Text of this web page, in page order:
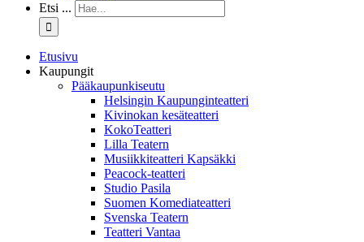
Etsi ...
Etusivu
Kaupungit
Pääkaupunkiseutu
Helsingin Kaupunginteatteri
Kivinokan kesäteatteri
KokoTeatteri
Lilla Teatern
Musiikkiteatteri Kapsäkki
Peacock-teatteri
Studio Pasila
Suomen Komediateatteri
Svenska Teatern
Teatteri Vantaa